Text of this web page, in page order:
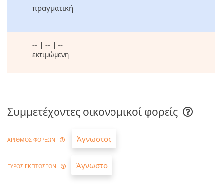
πραγματική
-- | -- | --
εκτιμώμενη
Συμμετέχοντες οικονομικοί φορείς
ΑΡΙΘΜΟΣ ΦΟΡΕΩΝ Άγνωστος
ΕΥΡΟΣ ΕΚΠΤΩΣΕΩΝ Άγνωστο